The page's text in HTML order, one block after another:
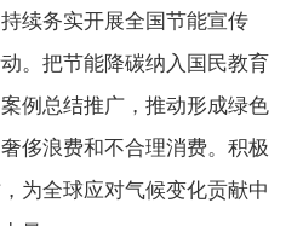
续务实开展全国节能宣传
。把节能降碳纳入国民教育
例总结推广，推动形成绿色
侈浪费和不合理消费。积极
为全球应对气候变化贡献中